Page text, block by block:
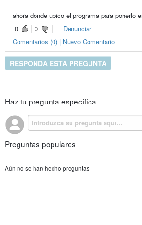
ahora donde ubico el programa para ponerlo
0
0
Denunciar
Comentarios (0) | Nuevo Comentario
RESPONDA ESTA PREGUNTA
Haz tu pregunta específica
Preguntas populares
Aún no se han hecho preguntas